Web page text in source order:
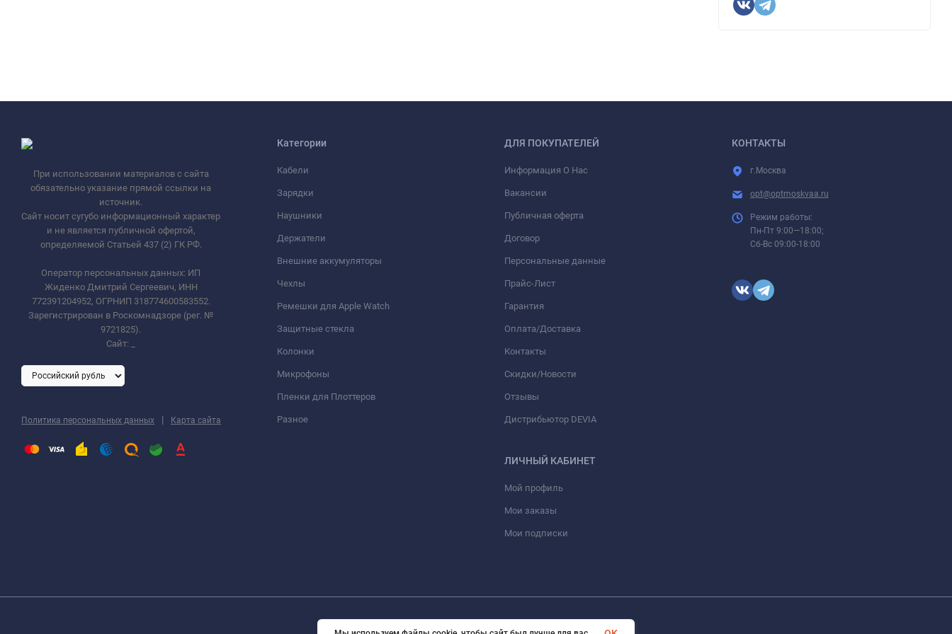
При использовании материалов с сайта
обязательно указание прямой ссылки на
источник.
Сайт носит сугубо информационный характер
и не является публичной офертой,
определяемой Статьей 437 (2) ГК РФ.
Оператор персональных данных: ИП
Жиденко Дмитрий Сергеевич, ИНН
772391204952, ОГРНИП 318774600583552.
Зарегистрирован в Роскомнадзоре (рег. №
9721825).
Сайт:
Политика персональных данных | Карта сайта
Категории
Кабели
Зарядки
Наушники
Держатели
Внешние аккумуляторы
Чехлы
Ремешки для Apple Watch
Защитные стекла
Колонки
Микрофоны
Пленки для Плоттеров
Разное
ДЛЯ ПОКУПАТЕЛЕЙ
Информация О Нас
Вакансии
Публичная оферта
Договор
Персональные данные
Прайс-Лист
Гарантия
Оплата/Доставка
Контакты
Скидки/Новости
Отзывы
Дистрибьютор DEVIA
ЛИЧНЫЙ КАБИНЕТ
Мой профиль
Мои заказы
Мои подписки
КОНТАКТЫ
г.Москва
opt@optmoskvaa.ru
Режим работы:
Пн-Пт 9:00—18:00;
Сб-Вс 09:00-18:00